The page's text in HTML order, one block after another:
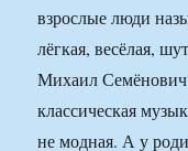
взрослые люди
лёгкая, весёлая,
Михаил
классическая
не модная. А у